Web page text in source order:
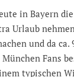
in Bayern
Urlaub
und da ca.
München Fans
typischen